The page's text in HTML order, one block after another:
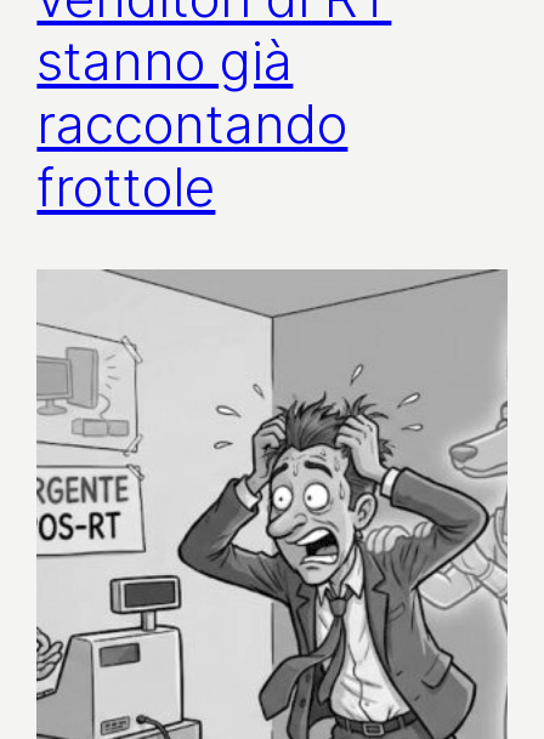
stanno già
raccontando
frottole